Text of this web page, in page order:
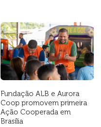
Fundação ALB e Aurora
Coop promovem primeira
Ação Cooperada em
Brasília